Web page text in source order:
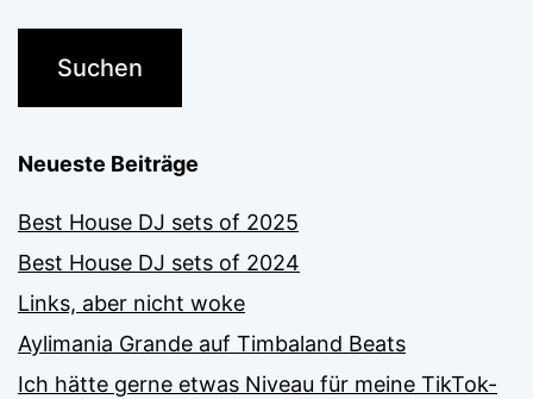
Neueste Beiträge
Best House DJ sets of 2025
Best House DJ sets of 2024
Links, aber nicht woke
Aylimania Grande auf Timbaland Beats
Ich hätte gerne etwas Niveau für meine TikTok-